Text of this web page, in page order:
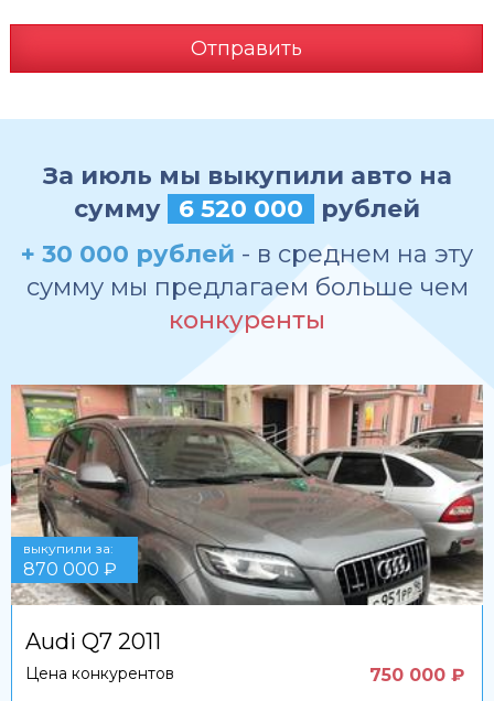
Отправить
За июль мы выкупили авто на
сумму
6 520 000
рублей
+ 30 000 рублей - в среднем на эту
сумму мы предлагаем больше чем
конкуренты
выкупили за:
870 000 ₽
Audi Q7 2011
Цена конкурентов 750 000 ₽